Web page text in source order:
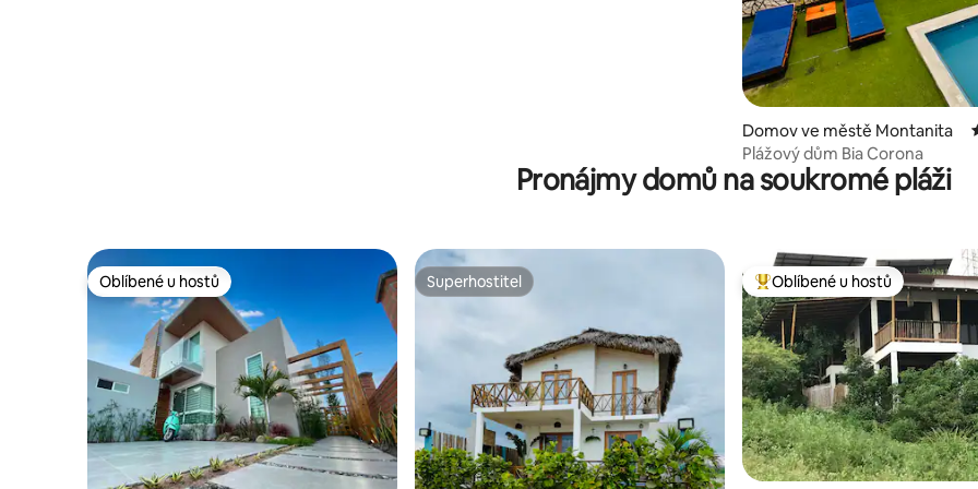
Domov ve městě Montanita
Plážový dům Bia Corona
Pronájmy domů na soukromé pláži
Oblíbené u hostů
Oblíbené u hostů Superhostitel
Superhostitel Nejlepší v kategorii Oblíbené u
Oblíbené u hostů